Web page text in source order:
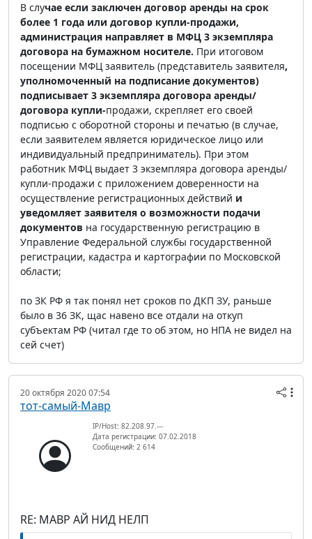
В случае если заключен договор аренды на срок
более 1 года или договор купли-продажи,
администрация направляет в МФЦ 3 экземпляра
договора на бумажном носителе. При итоговом
посещении МФЦ заявитель (представитель заявителя,
уполномоченный на подписание документов)
подписывает 3 экземпляра договора аренды/
договора купли-продажи, скрепляет его своей
подписью с оборотной стороны и печатью (в случае,
если заявителем является юридическое лицо или
индивидуальный предприниматель). При этом
работник МФЦ выдает 3 экземпляра договора аренды/
купли-продажи с приложением доверенности на
осуществление регистрационных действий и
уведомляет заявителя о возможности подачи
документов на государственную регистрацию в
Управление Федеральной службы государственной
регистрации, кадастра и картографии по Московской
области;
по ЗК РФ я так понял нет сроков по ДКП ЗУ, раньше
было в 36 ЗК, щас навено все отдали на откуп
субъектам РФ (читал где то об этом, но НПА не видел на
сей счет)
20 октября 2020 07:54
тот-самый-Мавр
IP/Host: 82.208.97.---
Дата регистрации: 07.02.2018
Сообщений: 2 614
RE: МАВР АЙ НИД НЕЛП